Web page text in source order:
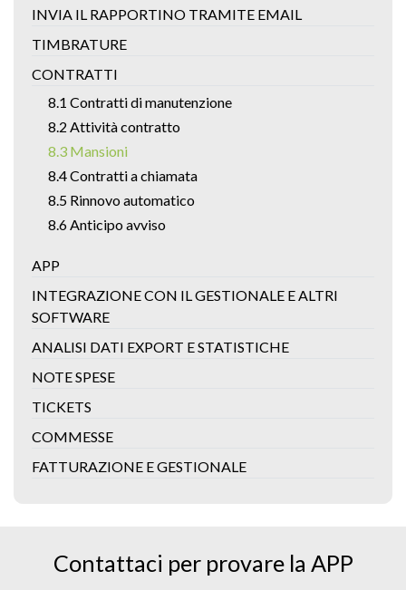
INVIA IL RAPPORTINO TRAMITE EMAIL
TIMBRATURE
CONTRATTI
8.1 Contratti di manutenzione
8.2 Attività contratto
8.3 Mansioni
8.4 Contratti a chiamata
8.5 Rinnovo automatico
8.6 Anticipo avviso
APP
INTEGRAZIONE CON IL GESTIONALE E ALTRI
SOFTWARE
ANALISI DATI EXPORT E STATISTICHE
NOTE SPESE
TICKETS
COMMESSE
FATTURAZIONE E GESTIONALE
Contattaci per provare la APP